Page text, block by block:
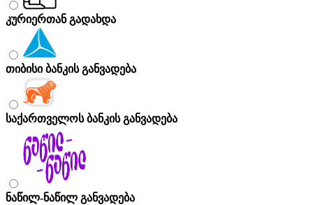
კურიერთან გადახდა
თიბისი ბანკის განვადება
საქართველოს ბანკის განვადება
ნაწილ-ნაწილ განვადება